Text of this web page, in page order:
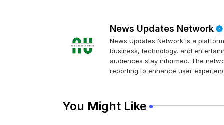
News Updates Network
News Updates Network is a
business, technology, and
audiences stay informed. The
reporting to enhance user
You Might Like